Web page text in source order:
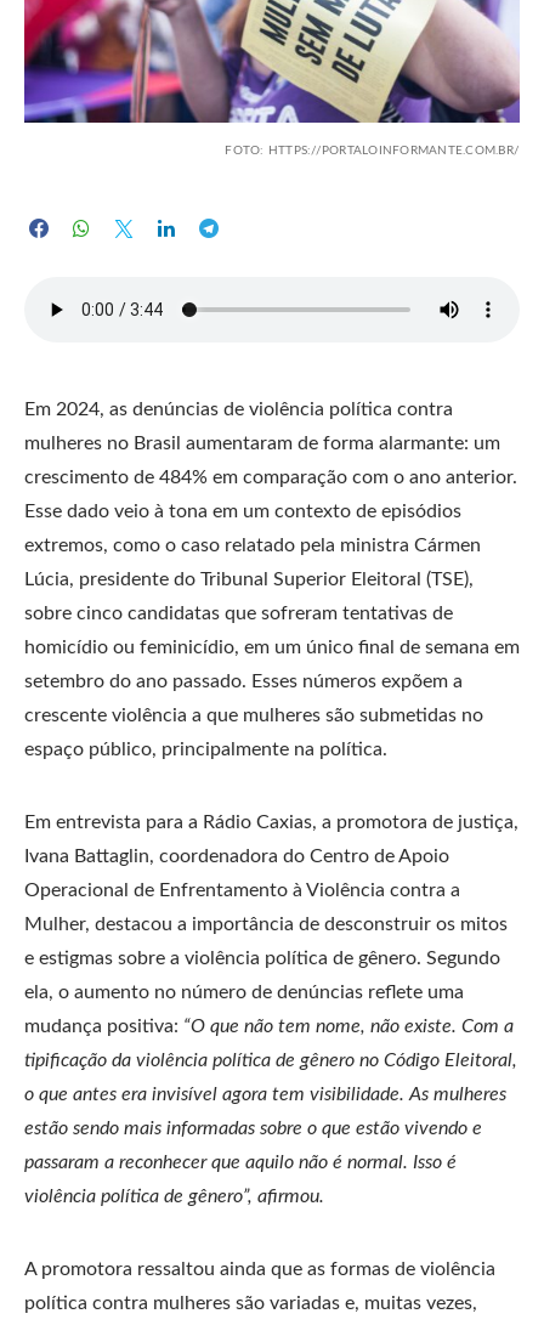
FOTO: HTTPS://PORTALOINFORMANTE.COM.BR/
Em 2024, as denúncias de violência política contra
mulheres no Brasil aumentaram de forma alarmante: um
crescimento de 484% em comparação com o ano anterior.
Esse dado veio à tona em um contexto de episódios
extremos, como o caso relatado pela ministra Cármen
Lúcia, presidente do Tribunal Superior Eleitoral (TSE),
sobre cinco candidatas que sofreram tentativas de
homicídio ou feminicídio, em um único final de semana em
setembro do ano passado. Esses números expõem a
crescente violência a que mulheres são submetidas no
espaço público, principalmente na política.
Em entrevista para a Rádio Caxias, a promotora de justiça,
Ivana Battaglin, coordenadora do Centro de Apoio
Operacional de Enfrentamento à Violência contra a
Mulher, destacou a importância de desconstruir os mitos
e estigmas sobre a violência política de gênero. Segundo
ela, o aumento no número de denúncias reflete uma
mudança positiva: “O que não tem nome, não existe. Com a
tipificação da violência política de gênero no Código Eleitoral,
o que antes era invisível agora tem visibilidade. As mulheres
estão sendo mais informadas sobre o que estão vivendo e
passaram a reconhecer que aquilo não é normal. Isso é
violência política de gênero”, afirmou.
A promotora ressaltou ainda que as formas de violência
política contra mulheres são variadas e, muitas vezes,